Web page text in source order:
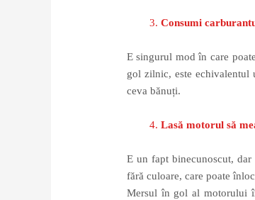
Consumi
E singurul mod în care
gol zilnic, este
ceva bănuți.
Lasă motorul să
E un fapt binecunoscut,
fără culoare, care poate
Mersul în gol al motorului